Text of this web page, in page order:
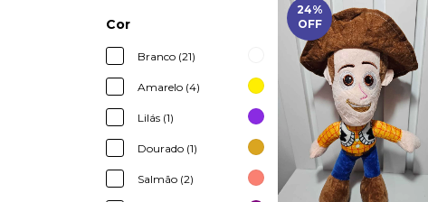
Cor
Branco (21)
Amarelo (4)
Lilás (1)
Dourado (1)
Salmão (2)
24%
OFF